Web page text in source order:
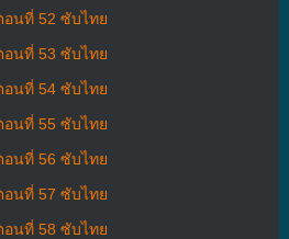
อนที่ 52 ซับไทย
อนที่ 53 ซับไทย
อนที่ 54 ซับไทย
อนที่ 55 ซับไทย
อนที่ 56 ซับไทย
อนที่ 57 ซับไทย
อนที่ 58 ซับไทย